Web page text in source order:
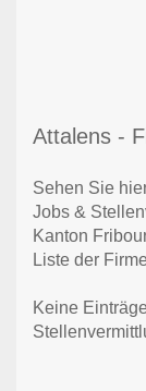
Attalens -
Sehen Sie
Jobs &
Kanton
Liste der
Keine